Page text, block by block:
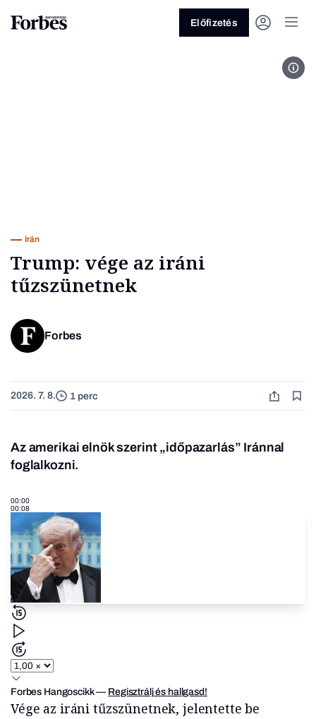
Előfizetés
Irán
Trump: vége az iráni
tűzszünetnek
Forbes
2026. 7. 8. 1 perc
Az amerikai elnök szerint „időpazarlás” Iránnal
foglalkozni.
00:00
00:08
Forbes Hangoscikk— Regisztrálj és hallgasd!
Vége az iráni tűzszünetnek, jelentette be